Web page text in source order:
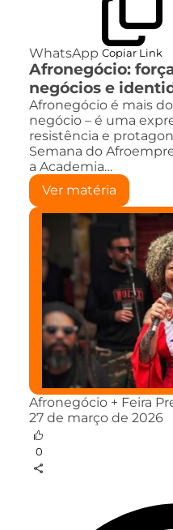
WhatsApp Copiar Link
Afronegócio:
negócios e
Afronegócio é mais
negócio – é uma
resistência e
Semana do
a Academia…
Ver matéria
Afronegócio + Feira
27 de março de 2026
0